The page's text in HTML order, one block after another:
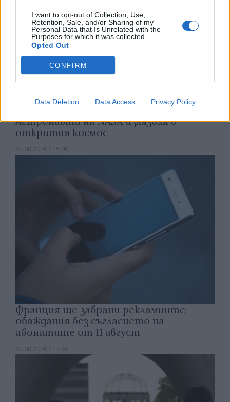
I want to opt-out of Collection, Use,
Retention, Sale, and/or Sharing of my
Personal Data that Is Unrelated with the
Purposes for which it was collected.
Opted Out
CONFIRM
Data Deletion Data Access Privacy Policy
Астронавти на NASA излязоха в
открития космос
07.08.2026 / 15:00
Франция ще забрани рекламните
обаждания без съгласието на
абонатите от 11 август
07.08.2026 / 14:30